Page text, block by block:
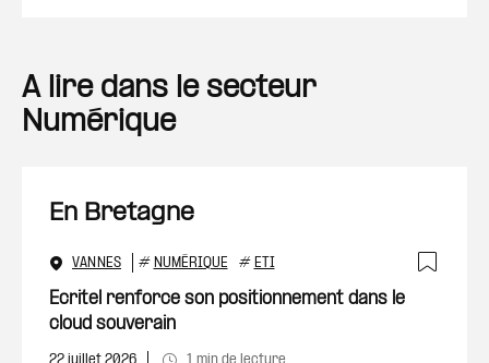
A lire dans le secteur
Numérique
En Bretagne
VANNES # NUMÉRIQUE # ETI
Ecritel renforce son positionnement dans le
cloud souverain